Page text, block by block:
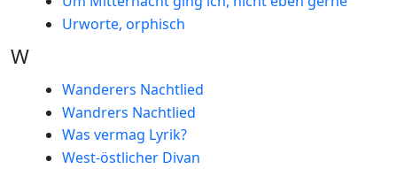
Urworte, orphisch
W
Wanderers Nachtlied
Wandrers Nachtlied
Was vermag Lyrik?
West-östlicher Divan